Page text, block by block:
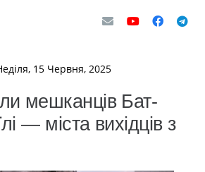
15 Червня, 2025
мешканців Бат-
— міста вихідців з